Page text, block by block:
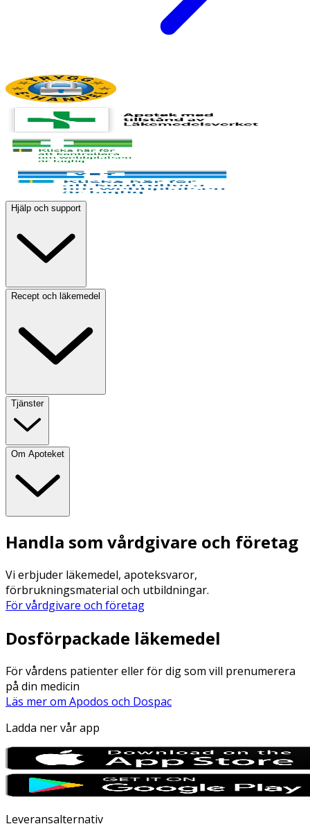
Hjälp och support
Recept och läkemedel
Tjänster
Om Apoteket
Handla som vårdgivare och företag
Vi erbjuder läkemedel, apoteksvaror,
förbrukningsmaterial och utbildningar.
För vårdgivare och företag
Dosförpackade läkemedel
För vårdens patienter eller för dig som vill prenumerera
på din medicin
Läs mer om Apodos och Dospac
Ladda ner vår app
Leveransalternativ